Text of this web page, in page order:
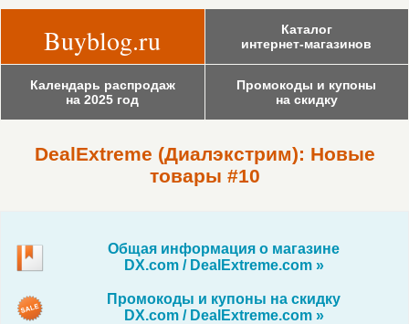
Buyblog.ru
Каталог
интернет-магазинов
Календарь распродаж
на 2025 год
Промокоды и купоны
на скидку
DealExtreme (Диалэкстрим): Новые
товары #10
Общая информация о магазине
DX.com / DealExtreme.com »
Промокоды и купоны на скидку
DX.com / DealExtreme.com »